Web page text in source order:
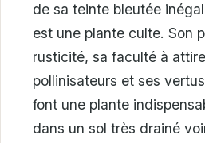
de sa teinte bleutée
est une plante culte. Son
rusticité, sa faculté à
pollinisateurs et ses
font une plante
dans un sol très drainé